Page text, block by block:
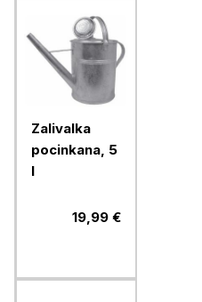
Zalivalka
pocinkana, 5
l
19,99 €